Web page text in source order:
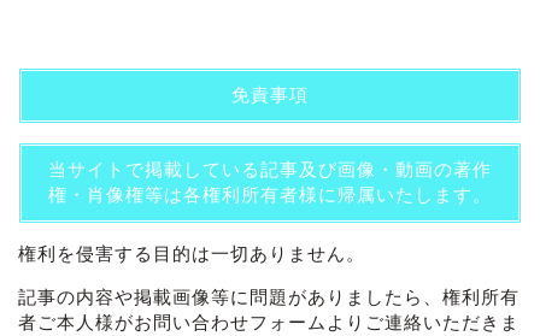
免責事項
当サイトで掲載している記事及び画像・動画の著作
権・肖像権等は各権利所有者様に帰属いたします。
権利を侵害する目的は一切ありません。
記事の内容や掲載画像等に問題がありましたら、権利所有
者ご本人様がお問い合わせフォームよりご連絡いただきま